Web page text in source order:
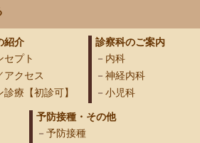
紹介
セプト
アクセス
療【初診可】
診察科のご案内
内科
神経内科
小児科
予防接種・その他
予防接種